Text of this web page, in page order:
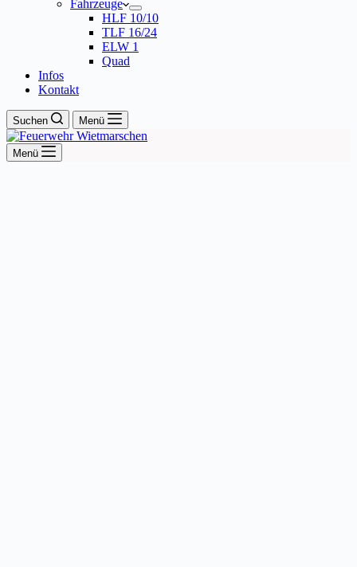
Fahrzeuge
HLF 10/10
TLF 16/24
ELW 1
Quad
Infos
Kontakt
Suchen Menü
Menü